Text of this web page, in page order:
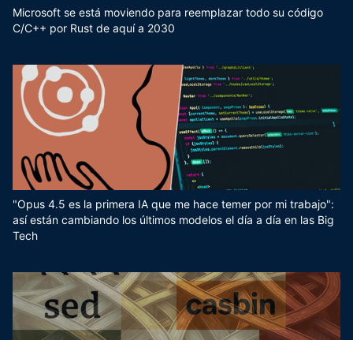
Microsoft se está moviendo para reemplazar todo su código
C/C++ por Rust de aquí a 2030
"Opus 4.5 es la primera IA que me hace temer por mi trabajo":
así están cambiando los últimos modelos el día a día en las Big
Tech